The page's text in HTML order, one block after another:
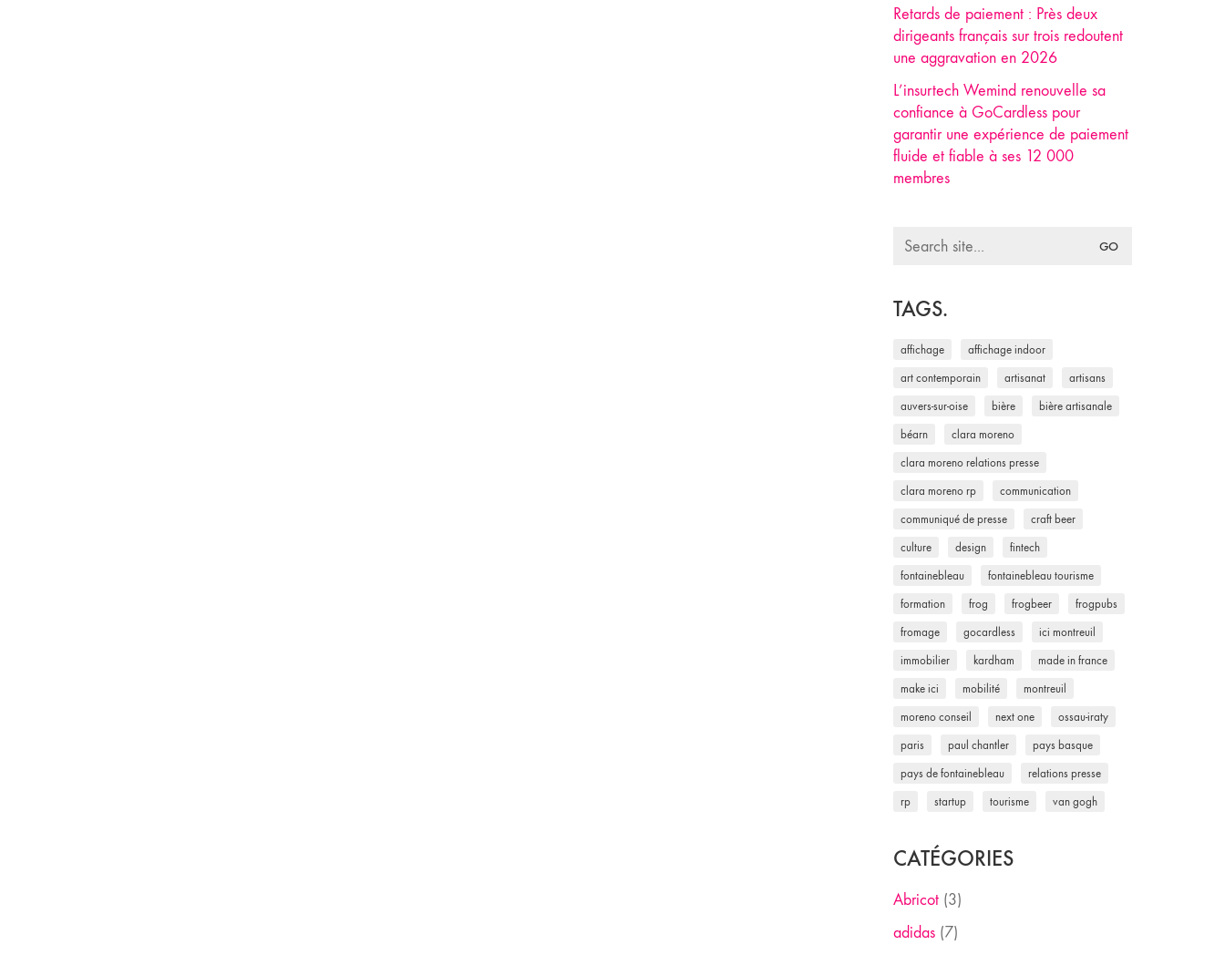
Retards de paiement : Près deux
dirigeants français sur trois redoutent
une aggravation en 2026
L’insurtech Wemind renouvelle sa
confiance à GoCardless pour
garantir une expérience de paiement
fluide et fiable à ses 12 000
membres
Search
TAGS.
affichage affichage indoor
art contemporain artisanat artisans
auvers-sur-oise bière bière artisanale
béarn clara moreno
clara moreno relations presse
clara moreno rp communication
communiqué de presse craft beer
culture design fintech
fontainebleau fontainebleau tourisme
formation frog frogbeer frogpubs
fromage gocardless ici montreuil
immobilier kardham made in france
make ici mobilité montreuil
moreno conseil next one ossau-iraty
paris paul chantler pays basque
pays de fontainebleau relations presse
rp startup tourisme van gogh
CATÉGORIES
Abricot(3)
adidas(7)